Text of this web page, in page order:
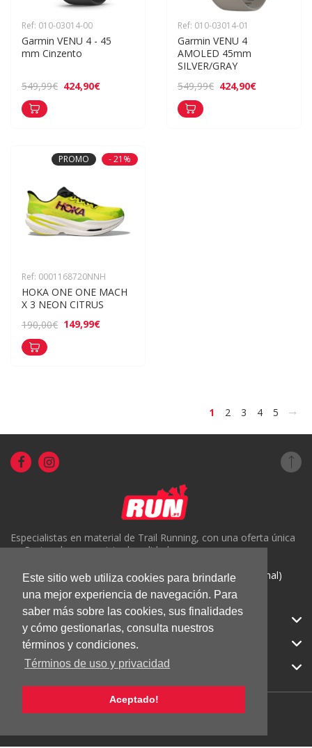
Este sitio web utiliza cookies para brindarle
una mejor experiencia de navegación. Para
saber más sobre las cookies, sus finalidades
y cómo gestionarlas, consulta nuestros
términos y condiciones.
Términos de uso y privacidad
Aceptado!
Ref: 010-03014-00
Garmin VENU 4 - 45
mm Cinzento
549,99€ 424,90€
Ref: 010-03014-01
Garmin VENU 4
AMOLED 45mm
SILVER/GRAY
549,99€ 424,90€
PROMO - 21%
Ref: 0001168720NNH
HOKA ONE ONE MACH
X 3 NEON CITRUS
190,00€ 149,99€
1 2 3 4 5 >
Especialistas en material de Trail Running, con una oferta única
en Portugal y un servicio de calidad.
( +351) 918816191 (Chamada para rede móvel nacional)
geral@run.pt
RUN.PT
CATEGORIAS
APOIO AO CLIENTE
© 2026 RUN |Todos los derechos reservados.